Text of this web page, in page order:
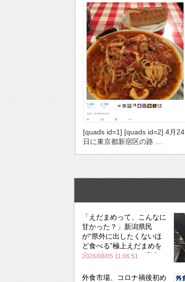
[quads id=1] [quads id=2] 4月24
日に東京都新宿区の路 …
「えだまめって、こんなに
甘かった？」新潟県民
が“県外に出したくないほ
ど食べる”極上えだまめを
森のビアガーデンで実食
2026/08/05 11:06:51
外食市場、コロナ禍後初め